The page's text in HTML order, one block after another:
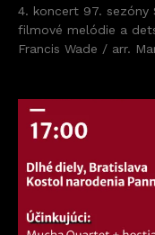
4. koncert 97. sezóny
filmové melódie a
Francis Wade / arr.